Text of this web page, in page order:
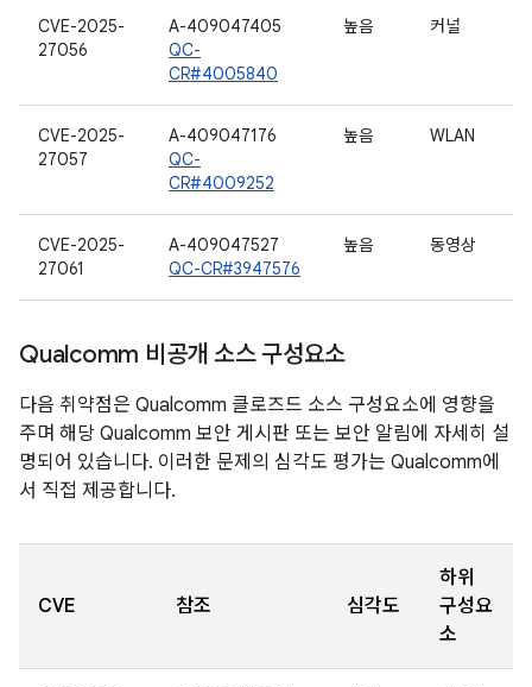
CVE-2025-
27056
A-409047405
QC-
CR#4005840
높음 커널
CVE-2025-
27057
A-409047176
QC-
CR#4009252
높음 WLAN
CVE-2025-
27061
A-409047527
QC-CR#3947576
높음 동영상
Qualcomm 비공개 소스 구성요소
다음 취약점은 Qualcomm 클로즈드 소스 구성요소에 영향을
주며 해당 Qualcomm 보안 게시판 또는 보안 알림에 자세히 설
명되어 있습니다. 이러한 문제의 심각도 평가는 Qualcomm에
서 직접 제공합니다.
CVE 참조 심각도
하위
구성요
소